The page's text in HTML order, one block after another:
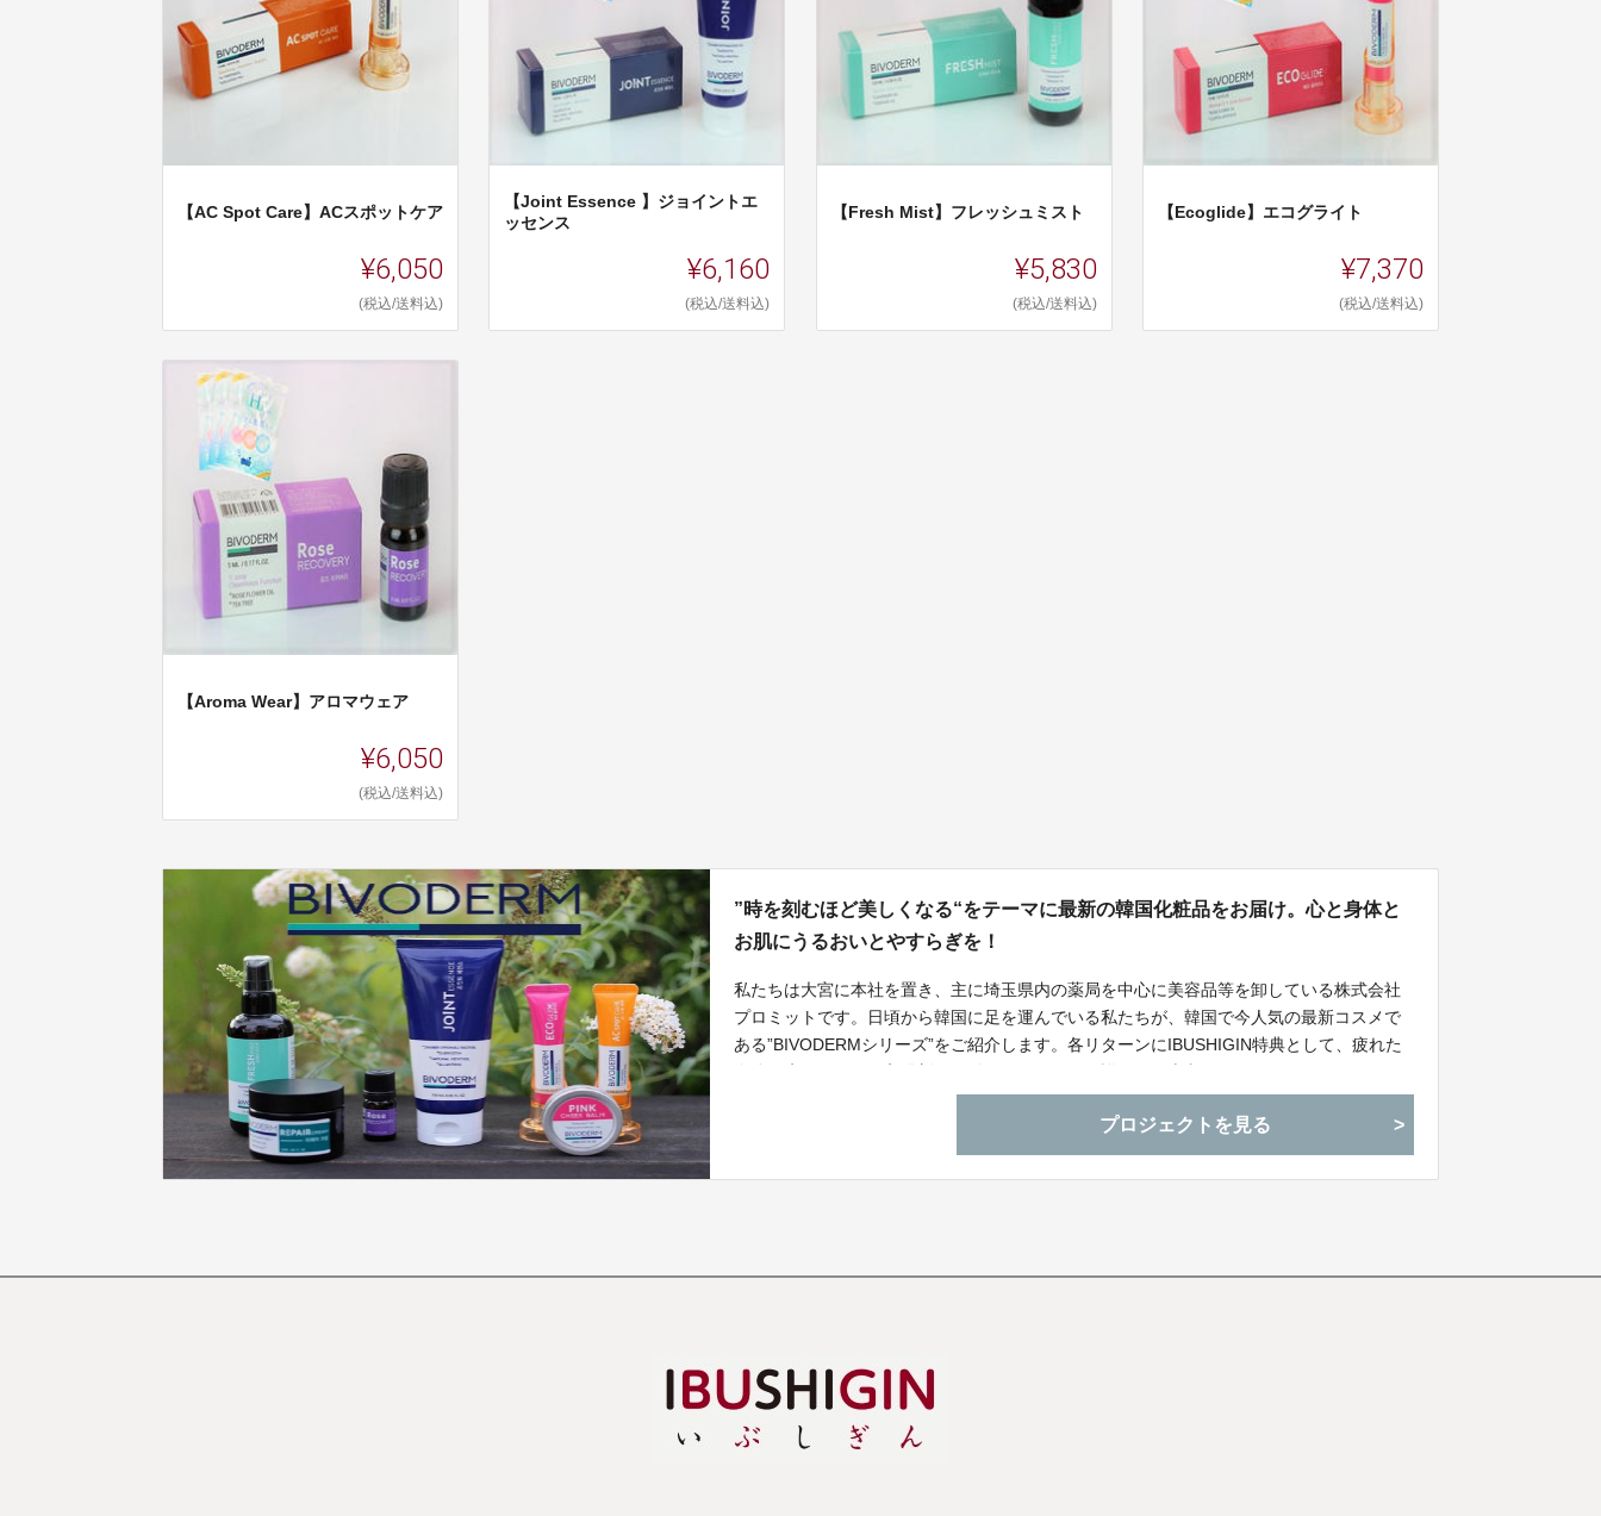
【AC Spot Care】ACスポットケア
¥6,050
(税込/送料込)
【Joint Essence 】ジョイントエ
ッセンス
¥6,160
(税込/送料込)
【Fresh Mist】フレッシュミスト
¥5,830
(税込/送料込)
【Ecoglide】エコグライト
¥7,370
(税込/送料込)
【Aroma Wear】アロマウェア
¥6,050
(税込/送料込)
”時を刻むほど美しくなる“をテーマに最新の韓国化粧品をお届け。心と身体と
お肌にうるおいとやすらぎを！
私たちは大宮に本社を置き、主に埼玉県内の薬局を中心に美容品等を卸している株式会社
プロミットです。日頃から韓国に足を運んでいる私たちが、韓国で今人気の最新コスメで
ある”BIVODERMシリーズ”をご紹介します。各リターンにIBUSHIGIN特典として、疲れた
プロジェクトを見る